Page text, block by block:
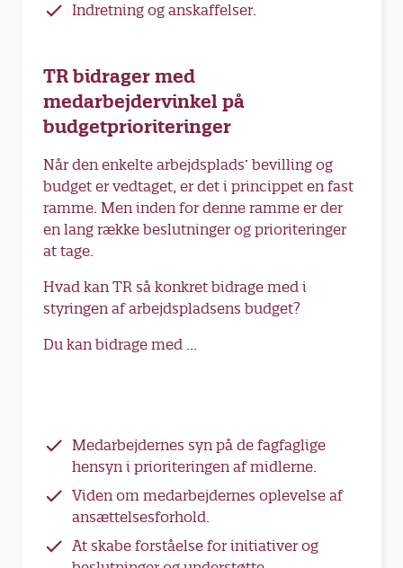
Indretning og anskaffelser.
TR bidrager med
medarbejdervinkel på
budgetprioriteringer
Når den enkelte arbejdsplads’ bevilling og
budget er vedtaget, er det i princippet en fast
ramme. Men inden for denne ramme er der
en lang række beslutninger og prioriteringer
at tage.
Hvad kan TR så konkret bidrage med i
styringen af arbejdspladsens budget?
Du kan bidrage med ...
Medarbejdernes syn på de fagfaglige
hensyn i prioriteringen af midlerne.
Viden om medarbejdernes oplevelse af
ansættelsesforhold.
At skabe forståelse for initiativer og